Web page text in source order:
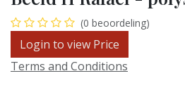
(0 beoordeling)
Login to view Price
Terms and Conditions